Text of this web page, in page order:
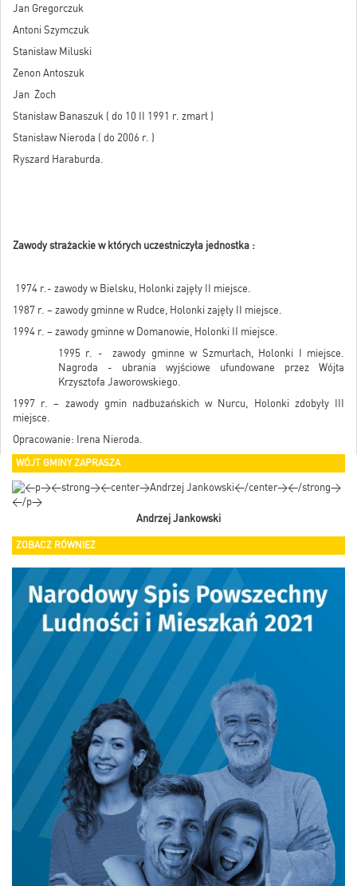
Jan Gregorczuk
Antoni Szymczuk
Stanisław Miluski
Zenon Antoszuk
Jan Żoch
Stanisław Banaszuk ( do 10 II 1991 r. zmarł )
Stanisław Nieroda ( do 2006 r. )
Ryszard Haraburda.
Zawody strażackie w których uczestniczyła jednostka :
1974 r.- zawody w Bielsku, Holonki zajęły II miejsce.
1987 r. – zawody gminne w Rudce, Holonki zajęły II miejsce.
1994 r. – zawody gminne w Domanowie, Holonki II miejsce.
1995 r. - zawody gminne w Szmurłach, Holonki I miejsce.
Nagroda - ubrania wyjściowe ufundowane przez Wójta
Krzysztofa Jaworowskiego.
1997 r. – zawody gmin nadbużańskich w Nurcu, Holonki zdobyły III
miejsce.
Opracowanie: Irena Nieroda.
WÓJT GMINY ZAPRASZA
Andrzej Jankowski
ZOBACZ RÓWNIEŻ